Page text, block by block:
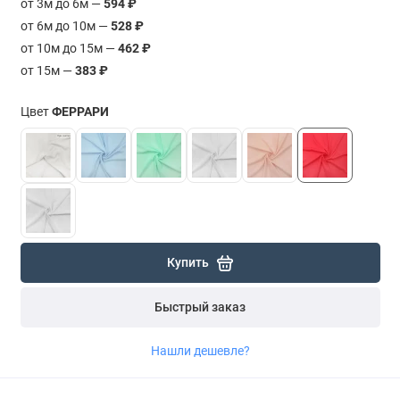
от 3м до 6м —594 ₽
от 6м до 10м —528 ₽
от 10м до 15м —462 ₽
от 15м —383 ₽
ЦветФЕРРАРИ
Купить
Быстрый заказ
Нашли дешевле?